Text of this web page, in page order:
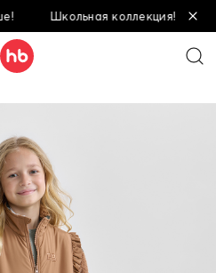
Школьная коллекция! Купи